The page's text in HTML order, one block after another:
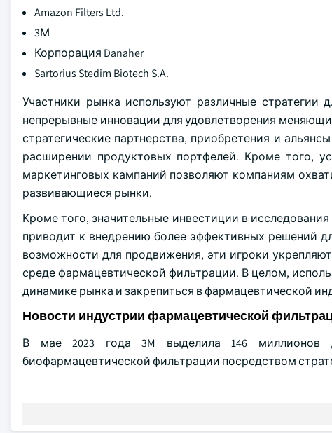
Amazon Filters Ltd.
3М
Корпорация Danaher
Sartorius Stedim Biotech S.A.
Участники рынка используют различные
непрерывные инновации для удовлетворения
стратегические партнерства, приобретения и
расширении продуктовых портфелей. Кроме того,
маркетинговых кампаний позволяют компаниям
развивающиеся рынки.
Кроме того, значительные инвестиции в
приводит к внедрению более эффективных решений
возможности для продвижения, эти игроки
среде фармацевтической фильтрации. В целом,
динамике рынка и закрепиться в фармацевтической
Новости индустрии фармацевтической
В мае 2023 года 3M выделила 146 миллионов
биофармацевтической фильтрации посредством